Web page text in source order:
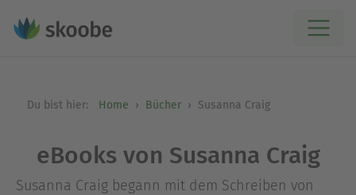
Du bist hier: Home Bücher Susanna Craig
eBooks von Susanna Craig
Susanna Craig begann mit dem Schreiben von